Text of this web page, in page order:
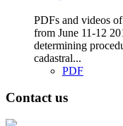
PDFs and videos
from June 11-12
determining
cadastral...
PDF
Contact us